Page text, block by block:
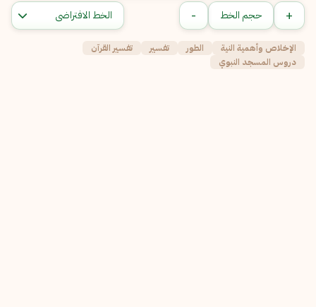
+ حجم الخط -
الإخلاص وأهمية النية الطور تفسير
تفسير القرآن
دروس المسجد النبوي